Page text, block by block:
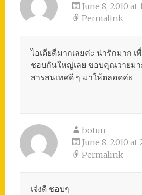
June 8, 2010 at
Permalink
ไอเดียดีมากเลยค่ะ น่ารักมาก
ชอบกันใหญ่เลย ขอบคุณวายม
สารสนเทศดี ๆ มาให้ตลอดค่ะ
botun
June 8, 2010 at
Permalink
เจ๋งดี ชอบๆ